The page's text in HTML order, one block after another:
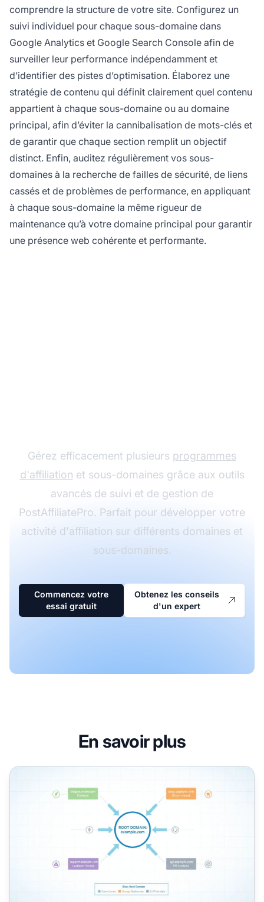
comprendre la structure de votre site. Configurez un
suivi individuel pour chaque sous-domaine dans
Google Analytics et Google Search Console afin de
surveiller leur performance indépendamment et
d’identifier des pistes d’optimisation. Élaborez une
stratégie de contenu qui définit clairement quel contenu
appartient à chaque sous-domaine ou au domaine
principal, afin d’éviter la cannibalisation de mots-clés et
de garantir que chaque section remplit un objectif
distinct. Enfin, auditez régulièrement vos sous-
domaines à la recherche de failles de sécurité, de liens
cassés et de problèmes de performance, en appliquant
à chaque sous-domaine la même rigueur de
maintenance qu’à votre domaine principal pour garantir
une présence web cohérente et performante.
Gérez efficacement plusieurs programmes
d'affiliation et sous-domaines grâce aux outils
avancés de suivi et de gestion de
PostAffiliatePro. Parfait pour développer votre
activité d'affiliation sur différents domaines et
sous-domaines.
Commencez votre
essai gratuit
Obtenez les conseils
d'un expert
En savoir plus
Qu'est-ce qu'un exemple de sous-domaine ? Guide